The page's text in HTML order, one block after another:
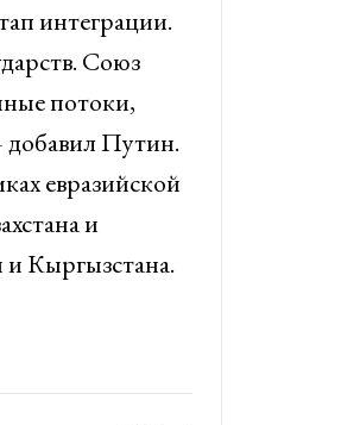
интеграции.
Союз
потоки,
добавил Путин.
евразийской
и
Кыргызстана.